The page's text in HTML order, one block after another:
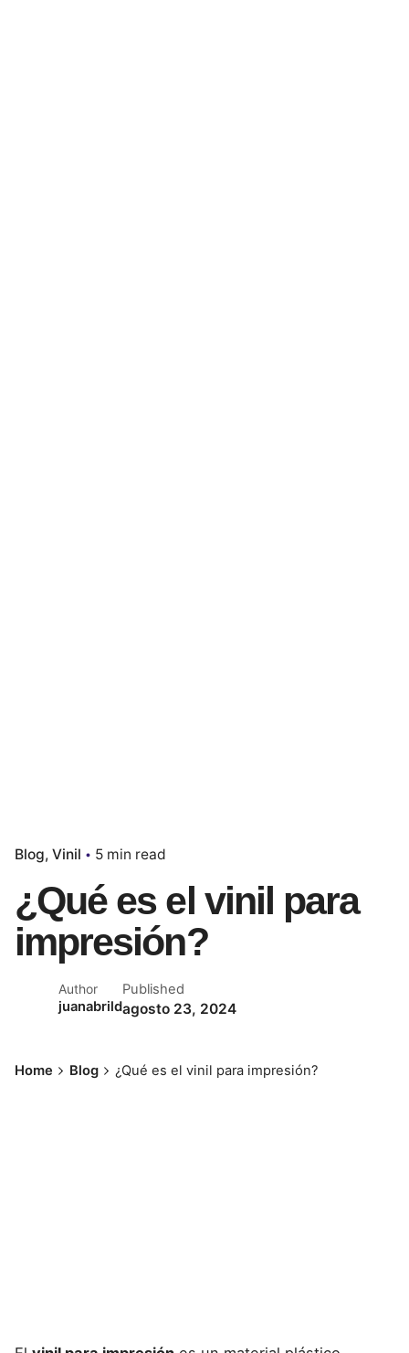
Blog Vinil 5 min read
¿Qué es el vinil para
impresión?
Author
juanabrild
Published
agosto 23, 2024
Home Blog ¿Qué es el vinil para impresión?